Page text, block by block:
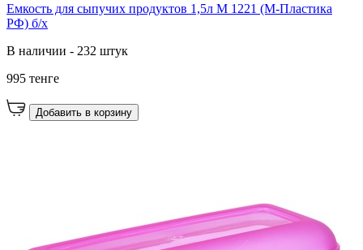
Емкость для сыпучих продуктов 1,5л М 1221 (М-Пластика
РФ) б/х
В наличии - 232 штук
995 тенге
Добавить в корзину